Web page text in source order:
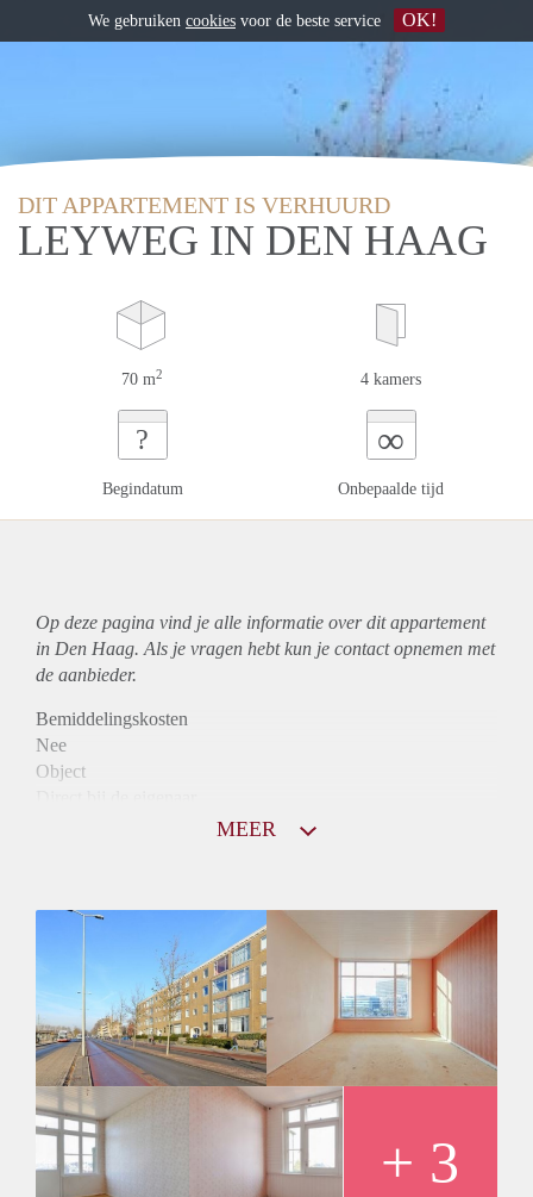
DIT APPARTEMENT IS VERHUURD
LEYWEG IN DEN HAAG
70 m2 4 kamers
?
Begindatum
∞
Onbepaalde tijd
Op deze pagina vind je alle informatie over ditappartement
in Den Haag. Als je vragen hebt kun je contact opnemen met
de aanbieder.
Bemiddelingskosten
Nee
Object
2,9 X Maandhuur Bruto
Huurtermijn
Onbepaalde termijn
Oplevering
Kaal
MEER
+ 3
We gebruiken cookies voor de beste service OK!